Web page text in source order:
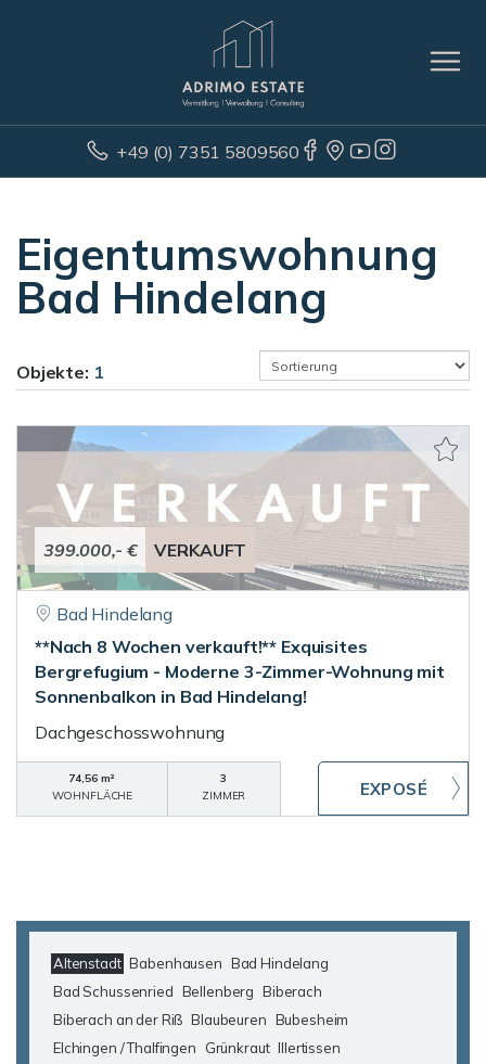
+49 (0) 7351 5809560
Eigentumswohnung
Bad Hindelang
Objekte: 1
399.000,- € VERKAUFT
Bad Hindelang
**Nach 8 Wochen verkauft!** Exquisites
Bergrefugium - Moderne 3-Zimmer-Wohnung mit
Sonnenbalkon in Bad Hindelang!
Dachgeschosswohnung
74,56 m²
WOHNFLÄCHE
3
ZIMMER
Altenstadt Babenhausen Bad Hindelang
Bad Schussenried Bellenberg Biberach
Biberach an der Riß Blaubeuren Bubesheim
Elchingen / Thalfingen
Grünkraut Illertissen